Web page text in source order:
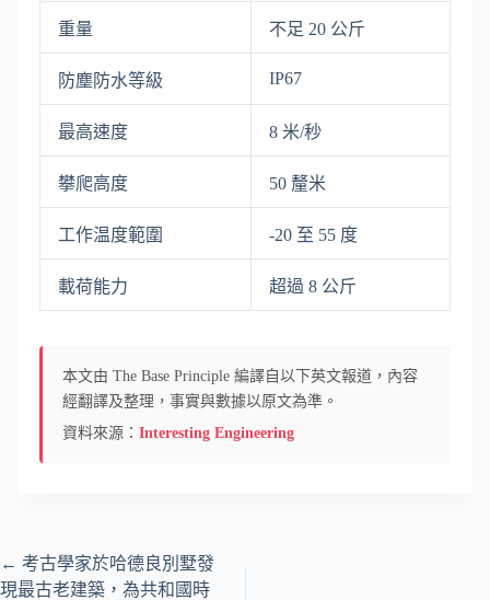
重量 不足 20 公斤
防塵防水等級 IP67
最高速度 8 米/秒
攀爬高度 50 釐米
工作温度範圍 -20 至 55 度
載荷能力 超過 8 公斤
本文由 The Base Principle 編譯自以下英文報道，內容
經翻譯及整理，事實與數據以原文為準。
資料來源： Interesting Engineering
← 考古學家於哈德良別墅發
現最古老建築，為共和國時